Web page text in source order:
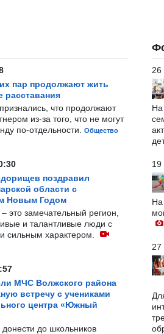
пар продолжают жить
расставания
что продолжают
из-за того, что не могут
по-отдельности.
Общество
поздравил
области с
Новым Годом
это замечательный регион,
и талантливые люди с
сильным характером.
МЧС Волжского района
встречу с учениками
центра «Южный
до школьников
26
На
19
27